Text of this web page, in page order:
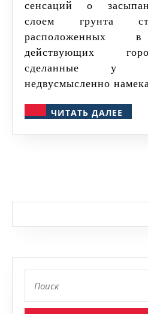
сенсаций о
слоем грунта
расположенных
действующих
сделанные у
недвусмысленно
ЧИТАТЬ ДАЛЕЕ
ДАЛЕЕ